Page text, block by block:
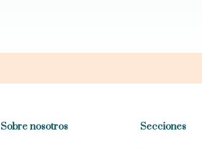
Sobre nosotros Secciones